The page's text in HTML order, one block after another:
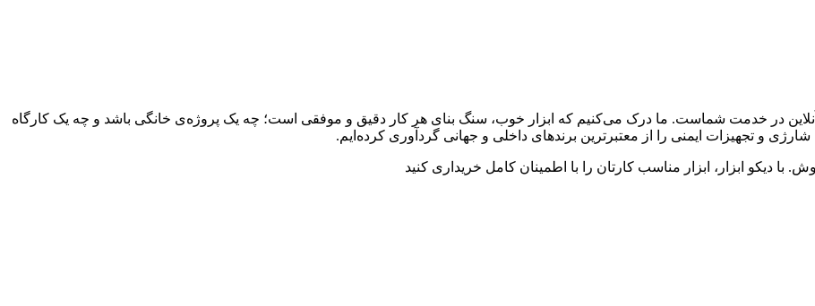
آنلاین در خدمت شماست. ما درک می‌کنیم که ابزار خوب، سنگ بنای هر کار دقیق و موفقی است؛ چه یک پروژه‌ی خانگی باشد و چه یک کارگاه
و تجهیزات ایمنی را از معتبرترین برندهای داخلی و جهانی گردآوری کرده‌ایم.
دیکو ابزار، ابزار مناسب کارتان را با اطمینان کامل خریداری کنید